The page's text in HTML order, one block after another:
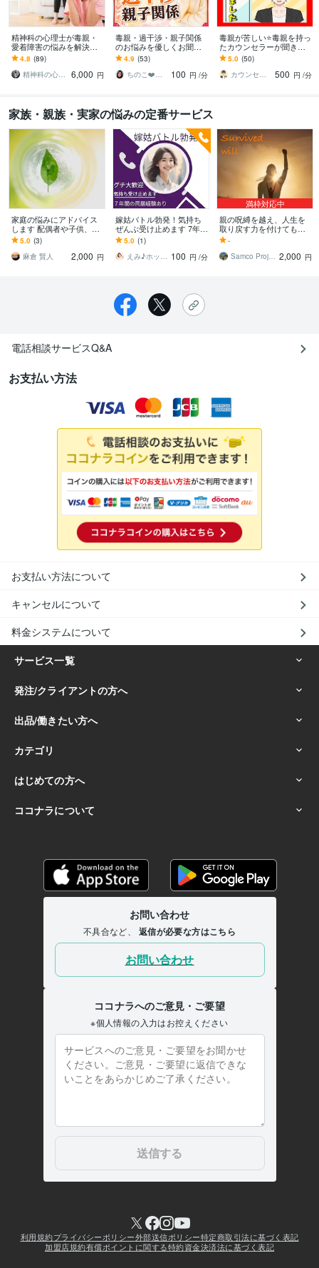
精神科の心理士が毒親・
愛着障害の悩みを解決し
ます 。精神科勤務の公認
心理師・臨床心理士がお
話を聴きます。
4.8 (89)
精神科の心理カウンセラー
6,000 円
毒親・過干渉・親子関係
のお悩みを優しくお聞き
します 毒親育ち/過干渉/愛
着障害/親子関係/教育虐待/
機能不全家族
4.9 (53)
ちのこ❤️ポジティブカウンセラー
100 円 /分
毒親が苦しい⭐️毒親を持っ
たカウンセラーが聞きま
す ★毒親に苦しめられた
⭐️虐待・DVされた私が寄
り添います
5.0 (50)
カウンセラーけい⭐️元自衛官×作家
500 円 /分
家族・親族・実家の悩みの定番サービス
家庭の悩みにアドバイス
します 配偶者や子供、近
隣トラブル等の悩みをお
持ちの方に
5.0 (3)
麻倉 賢人
2,000 円
嫁姑バトル勃発！気持ち
ぜんぶ受け止めます 7年間
の同居経験あり！愚痴も
ちろんOKです
5.0 (1)
えみ♪ホッと相談 100 円 /分
満枠対応中
親の呪縛を越え、人生を
取り戻す力を付けてもら
います 「親ガチャに失敗
したから」で終わらせる
な！
-
Samco Project 2,000 円
電話相談サービスQ&A
お支払い方法
お支払い方法について
キャンセルについて
料金システムについて